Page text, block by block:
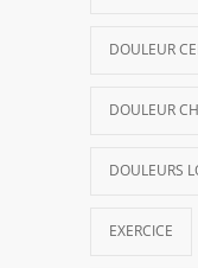
DOULEUR
DOULEUR
DOULEURS
EXERCICE